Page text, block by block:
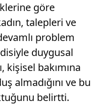
göre
talepleri ve
problem
duygusal
kişisel bakımına
almadığını ve bu
belirtti.